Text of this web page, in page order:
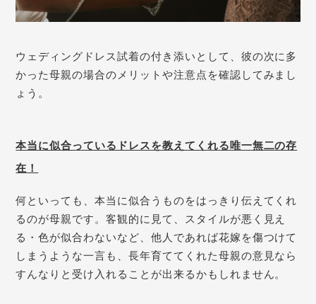
ウェディングドレス試着の付き添いとして、彼の次に多
かった母親の場合のメリットや注意点を確認してみまし
ょう。
本当に似合っているドレスを教えてくれる唯一無二の存
在！
何といっても、本当に似合うものをはっきり伝えてくれ
るのが母親です。客観的に見て、スタイルが悪く見え
る・色が似合わないなど、他人であれば花嫁を傷つけて
しまうような一言も、長年育ててくれた母親の意見なら
すんなりと受け入れることが出来るかもしれません。